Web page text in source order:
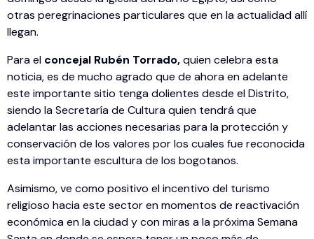
otras peregrinaciones particulares que en la actualidad allí
llegan.
Para el concejal Rubén Torrado,quien celebra esta
noticia, es de mucho agrado que de ahora en adelante
este importante sitio tenga dolientes desde el Distrito,
siendo la Secretaría de Cultura quien tendrá que
adelantar las acciones necesarias para la protección y
conservación de los valores por los cuales fue reconocida
esta importante escultura de los bogotanos.
Asimismo, ve como positivo el incentivo del turismo
religioso hacia este sector en momentos de reactivación
económica en la ciudad y con miras a la próxima Semana